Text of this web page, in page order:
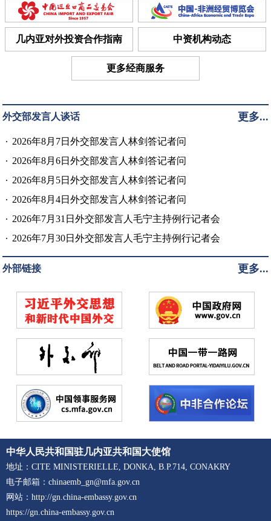
几内亚对外投资合作指南 中资机构动态
更多经商服务
外交部发言人谈话 更多...
2026年8月7日外交部发言人林剑答记者问
2026年8月6日外交部发言人林剑答记者问
2026年8月5日外交部发言人林剑答记者问
2026年8月4日外交部发言人林剑答记者问
2026年7月31日外交部发言人毛宁主持例行记者会
2026年7月30日外交部发言人毛宁主持例行记者会
外部链接 更多...
中华人民共和国驻几内亚共和国大使馆
地址：CITE MINISTERIELLE, DONKA, B.P.714, CONAKRY
电子邮箱：chinaemb_gn@mfa.gov.cn
网站：http://gn.china-embassy.gov.cn
https://gn.china-embassy.gov.cn